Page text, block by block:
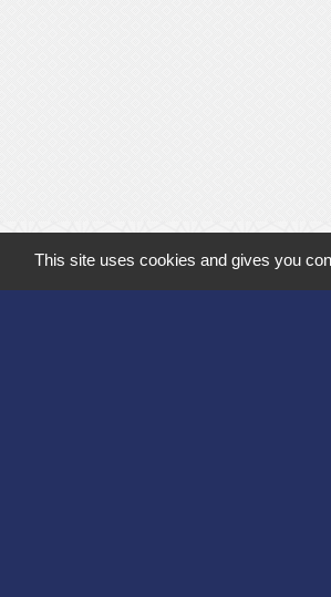
This site uses cookies and gives you